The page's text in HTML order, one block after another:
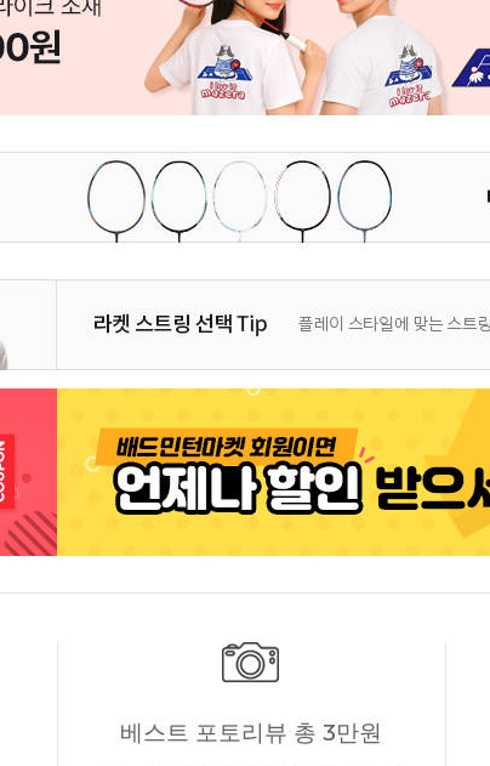
베스트 포토리뷰 총 3만원